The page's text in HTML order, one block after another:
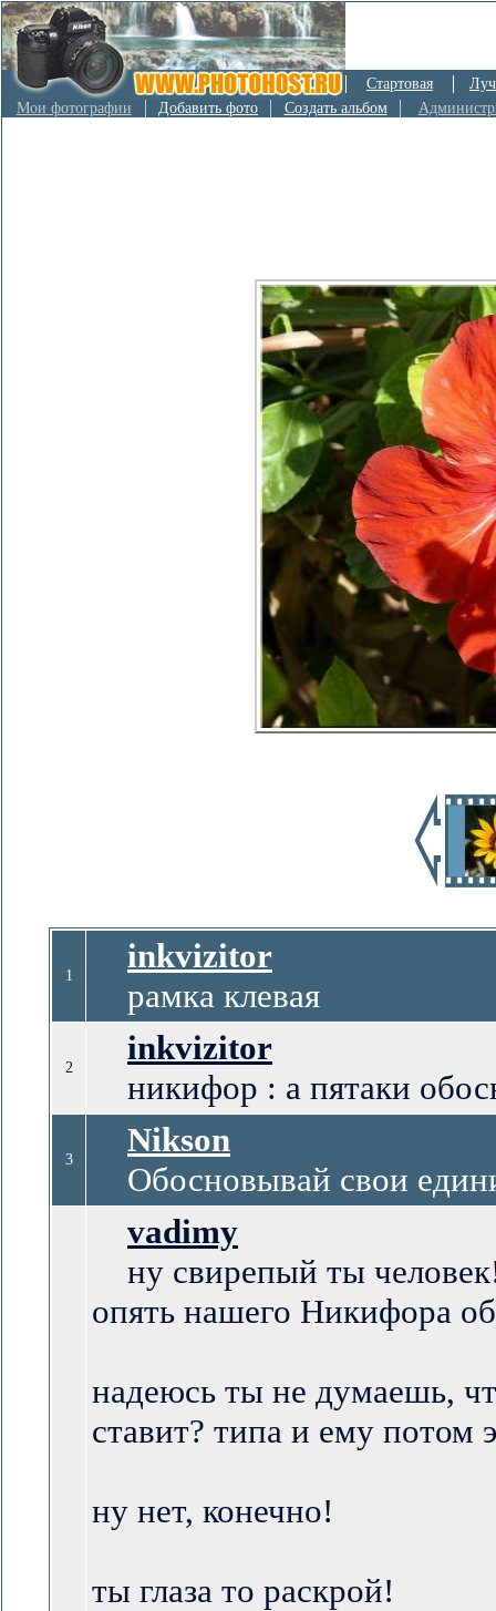
Стартовая
Мои фотографии
Добавить фото Создать альбом
1
inkvizitor
рамка клевая
2
inkvizitor
никифор : а пятаки
3
Nikson
Обосновывай свои
vadimy
ну свирепый ты
опять нашего Никифора
надеюсь ты не думаешь,
ставит? типа и ему потом
ну нет, конечно!
ты глаза то раскрой!